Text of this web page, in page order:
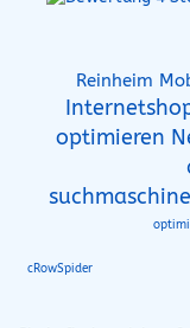
Reinheim
optimieren
cRowSpider